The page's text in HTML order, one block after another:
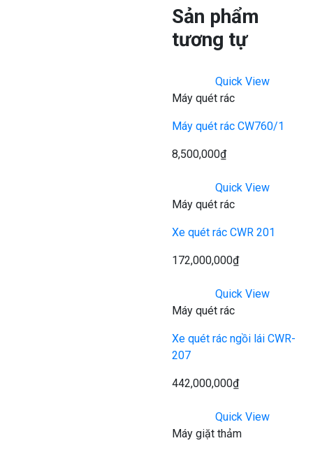
Sản phẩm
tương tự
Quick View
Máy quét rác
Máy quét rác CW760/1
8,500,000₫
Quick View
Máy quét rác
Xe quét rác CWR 201
172,000,000₫
Quick View
Máy quét rác
Xe quét rác ngồi lái CWR-
207
442,000,000₫
Quick View
Máy giặt thảm